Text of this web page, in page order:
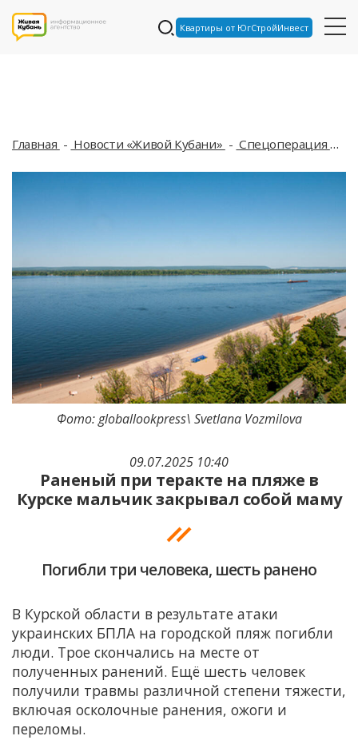
Квартиры от ЮгСтройИнвест
Главная Новости «Живой Кубани» Спецоперация
09.07.2025 10:40
Раненый при теракте на пляже в
Курске мальчик закрывал собой маму
Погибли три человека, шесть ранено
Фото: globallookpress\ Svetlana Vozmilova
В Курской области в результате атаки
украинских БПЛА на городской пляж погибли
люди. Трое скончались на месте от
полученных ранений. Ещё шесть человек
получили травмы различной степени тяжести,
включая осколочные ранения, ожоги и
переломы.